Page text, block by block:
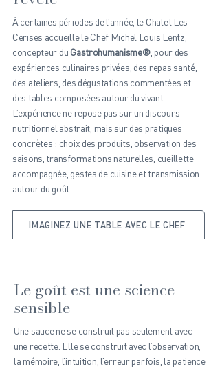
À certaines périodes de l’année, le Chalet Les
Cerises accueille le Chef Michel Louis Lentz,
concepteur du Gastrohumanisme®, pour des
expériences culinaires privées, des repas santé,
des ateliers, des dégustations commentées et
des tables composées autour du vivant.
L’expérience ne repose pas sur un discours
nutritionnel abstrait, mais sur des pratiques
concrètes : choix des produits, observation des
saisons, transformations naturelles, cueillette
accompagnée, gestes de cuisine et transmission
autour du goût.
IMAGINEZ UNE TABLE AVEC LE CHEF
Le goût est une science
sensible
Une sauce ne se construit pas seulement avec
une recette. Elle se construit avec l’observation,
la mémoire, l’intuition, l’erreur parfois, la patience